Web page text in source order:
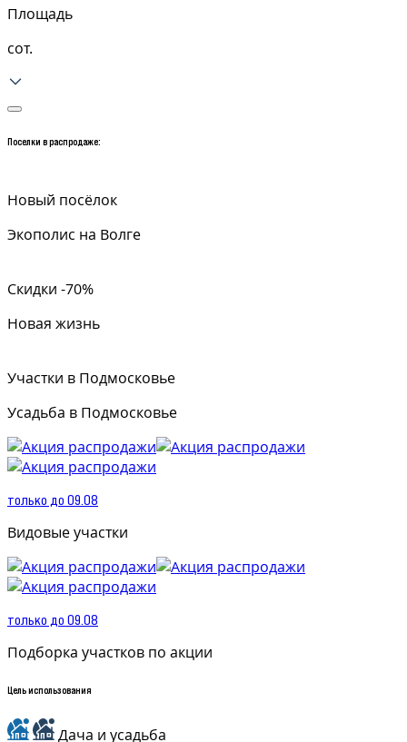
Площадь
сот.
Поселки враспродаже:
Новый посёлок
Экополис на Волге
Скидки -70%
Новая жизнь
Участки в Подмосковье
Усадьба в Подмосковье
только до 09.08
Видовые участки
только до 09.08
Подборка участков по акции
Цель использования
Дача и усадьба